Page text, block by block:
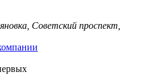
Советский проспект,